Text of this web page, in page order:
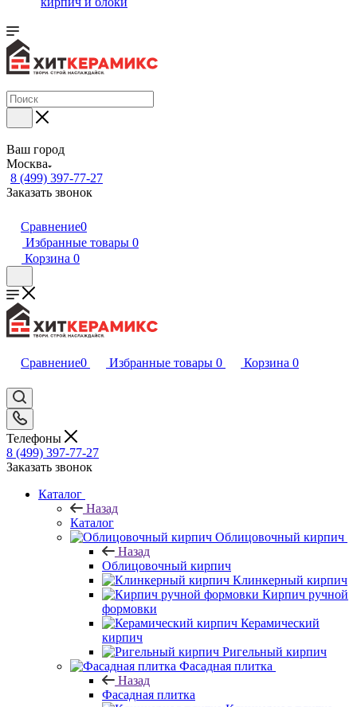
Ваш город
Москва
8 (499) 397-77-27
Заказать звонок
Сравнение0
Избранные товары 0
Корзина 0
Сравнение0 Избранные товары 0 Корзина 0
Телефоны
8 (499) 397-77-27
Заказать звонок
Каталог
Назад
Каталог
Облицовочный кирпич
Назад
Облицовочный кирпич
Клинкерный кирпич
Кирпич ручной
формовки
Керамический
кирпич
Ригельный кирпич
Фасадная плитка
Назад
Фасадная плитка